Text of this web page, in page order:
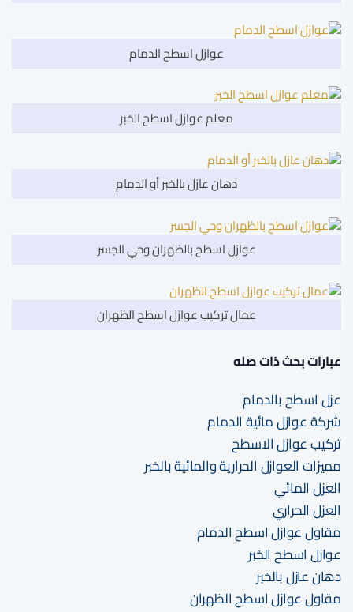
عوازل اسطح الدمام
معلم عوازل اسطح الخبر
دهان عازل بالخبر أو الدمام
عوازل اسطح بالظهران وحي الجسر
عمال تركيب عوازل اسطح الظهران
عبارات بحث ذات صله
عزل اسطح بالدمام
شركة عوازل مائية الدمام
تركيب عوازل الاسطح
مميزات العوازل الحرارية والمائية بالخبر
العزل المائي
العزل الحراري
مقاول عوازل اسطح الدمام
عوازل اسطح الخبر
دهان عازل بالخبر
مقاول عوازل اسطح الظهران